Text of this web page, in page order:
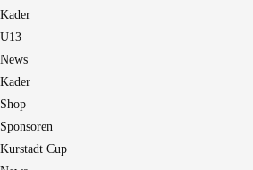
Kader
U13
News
Kader
Shop
Sponsoren
Kurstadt Cup